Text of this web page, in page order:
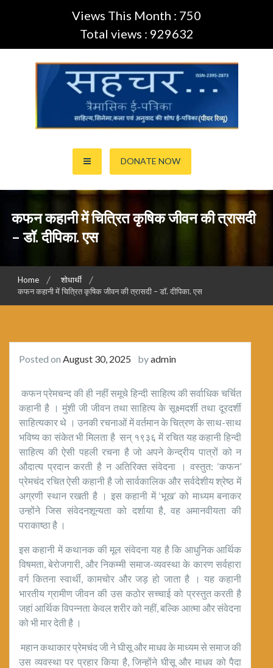
Views This Month : 750
Total views : 929632
सहचर ई-पत्रिका… (ISSN:2395-
2873)
DONATE NOW
कफन कहानी में चित्रित कृषिक जीवन की त्रासदी
– डॉ. दीपिका. एस
Home
शोधार्थी
कफन कहानी में चित्रित कृषिक जीवन की त्रासदी – डॉ. दीपिका. एस
Posted on August 30, 2025 byadmin
कफन प्रेमचन्द की ही नहीं समूचे हिन्दी साहित्य की सर्वाधिक चर्चित
कहानी है । मुंशी जी जीवन तथा साहित्य के सूक्ष्मदर्शी तथा दूरदर्शी
साहित्यकार थे । उनकी रचनाओं में वर्तमान के चित्रण के साथ-साथ
भविष्य का संकेत भी मिलता है सन् १९३६ में रचित यह कहानी हिन्दी
साहित्य की ऐसी पहली रचना है जो अपने केन्द्रीय पात्रों को न
औदात्य प्रदान करती है न अतिरिक्त संवेदना । वस्तुत: ‘कफन’
प्रेमचंद रचित ऐसी कहानी है जो सार्वकालिक और सर्वदेशीय श्रेष्ठ में
अग्रणी स्थान रखती है । इस कहानी में ‘भूख’ को माध्यम बनाकर
उन्होंने जिस संवेदनशून्यता को दर्शाया है, वह अमानवीयता की
पराकाष्ठा है ।
इस कहानी में कथानक की मूल संवेदना यह है कि आधुनिक आर्थिक
विषमता, बेरोजगारी, और निकम्मी समाज-व्यवस्था के कारण सर्वहारा
वर्ग कितना स्वार्थी, कामचोर और जड़ हो जाता है । यह कहानी
भारतीय ग्रामीण जीवन की उस कठोर सच्चाई को प्रस्तुत करती है
जहां आर्थिक विपन्नता केवल शरीर को नहीं, बल्कि आत्मा और संवेदना
को भी मार देती है ।
महान कथाकार प्रेमचंद जी ने घीसू और माधव के माध्यम से समाज की
उस व्यवस्था पर प्रहार किया है, जिन्होंने घीसू और माधव को पैदा